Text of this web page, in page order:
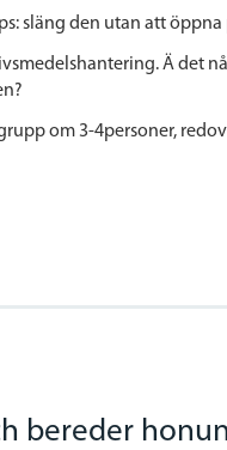
släng den utan att öppna
Ä det
om 3-4personer,
bereder